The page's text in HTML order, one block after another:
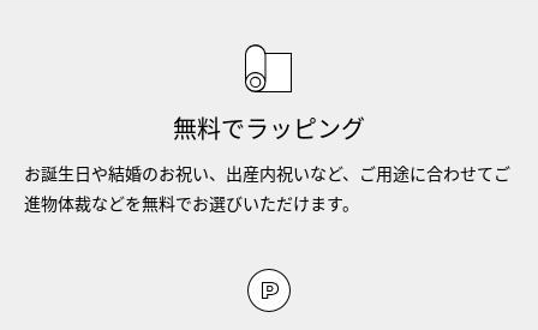
無料でラッピング
お誕生日や結婚のお祝い、出産内祝いなど、ご用途に合わせてご
進物体裁などを無料でお選びいただけます。